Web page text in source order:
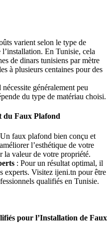
varient selon le type de
En Tunisie, cela
de dinars tunisiens par mètre
à plusieurs centaines pour des
généralement peu
du type de matériau choisi.
du Faux Plafond
faux plafond bien conçu et
l’esthétique de votre
la valeur de votre propriété.
: Pour un résultat optimal, il
experts. Visitez ijeni.tn pour être
qualifiés en Tunisie.
pour l’Installation de Faux